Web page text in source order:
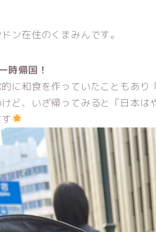
ン在住のくまみんです。
時帰国！
に和食を作っていたこともあ
ど、いざ帰ってみると「日本は